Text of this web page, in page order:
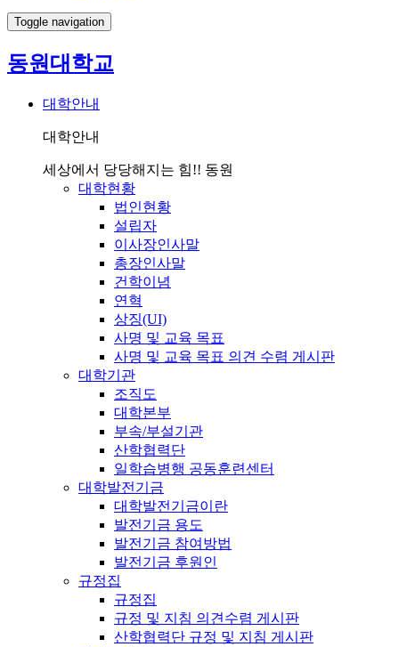
Toggle navigation
동원대학교
대학안내
대학안내
세상에서 당당해지는 힘!! 동원
대학현황
법인현황
설립자
이사장인사말
총장인사말
건학이념
연혁
상징(UI)
사명 및 교육 목표
사명 및 교육 목표 의견 수렴 게시판
대학기관
조직도
대학본부
부속/부설기관
산학협력단
일학습병행 공동훈련센터
대학발전기금
대학발전기금이란
발전기금 용도
발전기금 참여방법
발전기금 후원인
규정집
규정집
규정 및 지침 의견수렴 게시판
산학협력단 규정 및 지침 게시판